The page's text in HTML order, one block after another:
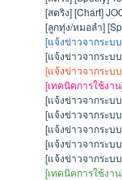
[สตริง][Chart]
[ลูกทุ่ง/หมอลำ]
[แจ้งข่าวจากระบ
[แจ้งข่าวจากระบ
[แจ้งข่าวจากระบ
[เทคนิคการใช้งา
[แจ้งข่าวจากระบ
[แจ้งข่าวจากระบ
[แจ้งข่าวจากระบ
[แจ้งข่าวจากระบ
[แจ้งข่าวจากระบ
[เทคนิคการใช้งา